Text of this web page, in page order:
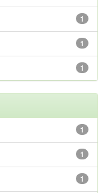
1
1
1
1
1
1